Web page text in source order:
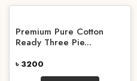
Premium Pure Cotton
Ready Three Pie...
৳ 3200